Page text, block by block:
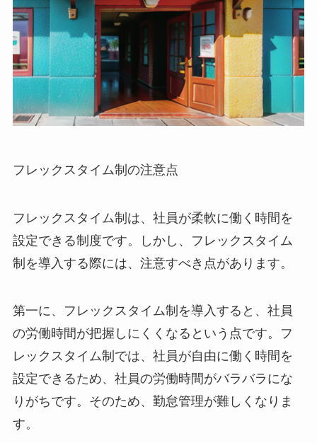
フレックスタイム制の注意点
フレックスタイム制は、社員が柔軟に働く時間を
設定できる制度です。しかし、フレックスタイム
制を導入する際には、注意すべき点があります。
第一に、
フレックスタイム制を導入すると、社員
の労働時間が把握しにくくなる という点です。フ
レックスタイム制では、社員が自由に働く時間を
設定できるため、社員の労働時間がバラバラにな
りがちです。そのため、勤怠管理が難しくなりま
す。